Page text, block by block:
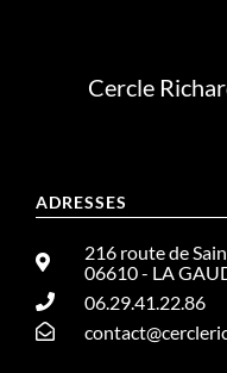
ADRESSES
216 route de
06610 - LA
06.29.41.22.86
Cercle